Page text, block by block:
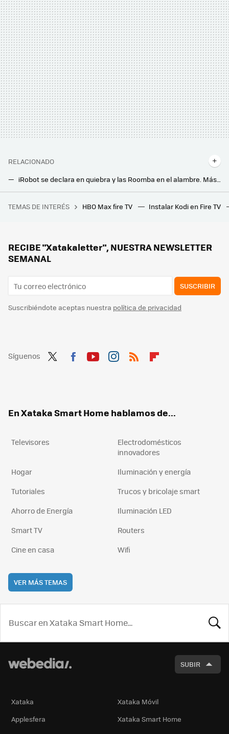
RELACIONADO
iRobot se declara en quiebra y las Roomba en el alambre. Más allá de si seguirán funcionando queda claro que China las ha vencido
Leer cien libros en una semana, pero no haberse leído ninguno de verdad: los resúmenes de ChatGPT han llegado a BookTok
TEMAS DE INTERÉS HBO Max fire TV Instalar Kodi en Fire TV
RECIBE "Xatakaletter", NUESTRA NEWSLETTER
SEMANAL
SUSCRIBIR
Suscribiéndote aceptas nuestra política de privacidad
Síguenos
En Xataka Smart Home hablamos de...
Televisores
Electrodomésticos
innovadores
Hogar
Iluminación y energía
Tutoriales
Trucos y bricolaje smart
Ahorro de Energía
Iluminación LED
Smart TV
Routers
Cine en casa
Wifi
VER MÁS TEMAS
SUBIR
Xataka
Xataka Móvil
Applesfera
Xataka Smart Home